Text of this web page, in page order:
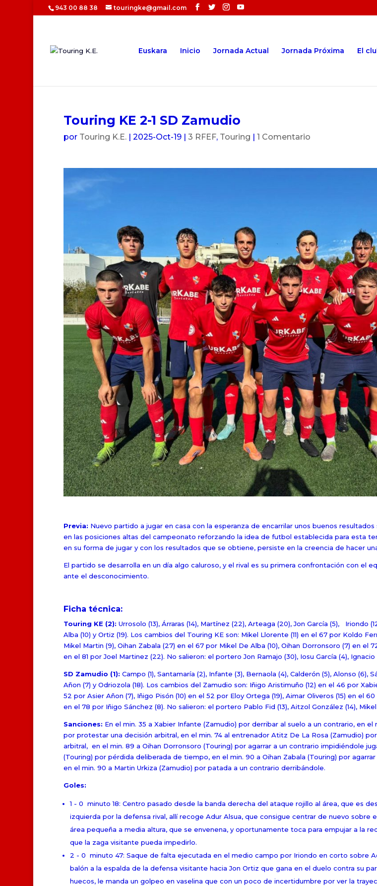
943 00 88 38 touringke@gmail.com
Euskara Inicio Jornada Actual Jornada Próxima El
Touring KE 2-1 SD Zamudio
por Touring K.E.| 2025-Oct-19| 3 RFEF, Touring | 1 Comentario
Previa: Nuevo partido a jugar en casa con la esperanza de encarrilar unos buenos
en las posiciones altas del campeonato reforzando la idea de futbol establecida para esta
en su forma de jugar y con los resultados que se obtiene, persiste en la creencia de hacer
El partido se desarrolla en un día algo caluroso, y el rival es su primera confrontación con el
ante el desconocimiento.
Ficha técnica:
Touring KE (2): Urrosolo (13), Árraras (14), Martínez (22), Arteaga (20), Jon García (5), Iriondo
Alba (10) y Ortiz (19). Los cambios del Touring KE son: Mikel Llorente (11) en el 67 por Koldo
Mikel Martin (9), Oihan Zabala (27) en el 67 por Mikel De Alba (10), Oihan Dorronsoro (7) en el
en el 81 por Joel Martinez (22). No salieron: el portero Jon Ramajo (30), Iosu García (4), Ignacio
SD Zamudio (1): Campo (1), Santamaría (2), Infante (3), Bernaola (4), Calderón (5), Alonso (6),
Añon (7) y Odriozola (18). Los cambios del Zamudio son: Iñigo Aristimuño (12) en el 46 por
52 por Asier Añon (7), Iñigo Pisón (10) en el 52 por Eloy Ortega (19), Aimar Oliveros (15) en el 60
en el 78 por Iñigo Sánchez (8). No salieron: el portero Pablo Fid (13), Aitzol González (14),
Sanciones: En el min. 35 a Xabier Infante (Zamudio) por derribar al suelo a un contrario, en el
por protestar una decisión arbitral, en el min. 74 al entrenador Atitz De La Rosa (Zamudio)
arbitral, en el min. 89 a Oihan Dorronsoro (Touring) por agarrar a un contrario impidiéndole
(Touring) por pérdida deliberada de tiempo, en el min. 90 a Oihan Zabala (Touring) por
en el min. 90 a Martin Urkiza (Zamudio) por patada a un contrario derribándole.
Goles:
1 - 0 minuto 18: Centro pasado desde la banda derecha del ataque rojillo al área, que es
izquierda por la defensa rival, allí recoge Adur Alsua, que consigue centrar de nuevo sobre
área pequeña a media altura, que se envenena, y oportunamente toca para empujar a la
que la zaga visitante pueda impedirlo.
2 - 0 minuto 47: Saque de falta ejecutada en el medio campo por Iriondo en corto sobre
balón a la espalda de la defensa visitante hacia Jon Ortiz que gana en el duelo contra su
huecos, le manda un golpeo en vaselina que con un poco de incertidumbre por ver la